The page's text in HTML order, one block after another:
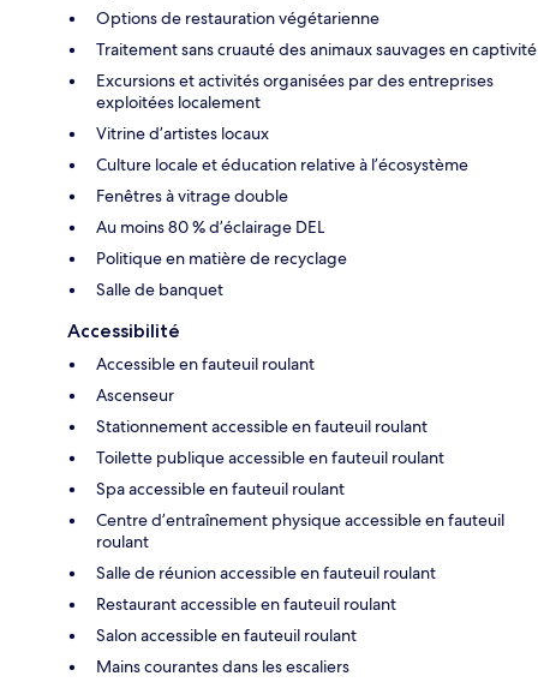
Options de restauration végétarienne
Traitement sans cruauté des animaux sauvages en captivité
Excursions et activités organisées par des entreprises
exploitées localement
Vitrine d’artistes locaux
Culture locale et éducation relative à l’écosystème
Fenêtres à vitrage double
Au moins 80 % d’éclairage DEL
Politique en matière de recyclage
Salle de banquet
Accessibilité
Accessible en fauteuil roulant
Ascenseur
Stationnement accessible en fauteuil roulant
Toilette publique accessible en fauteuil roulant
Spa accessible en fauteuil roulant
Centre d’entraînement physique accessible en fauteuil
roulant
Salle de réunion accessible en fauteuil roulant
Restaurant accessible en fauteuil roulant
Salon accessible en fauteuil roulant
Mains courantes dans les escaliers